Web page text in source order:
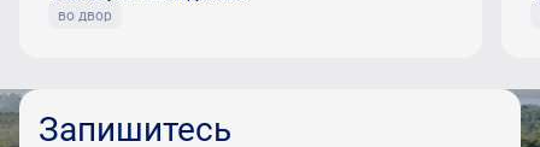
во двор
Запишитесь